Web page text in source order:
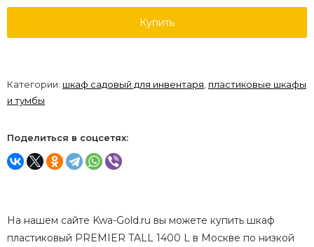
Купить
Категории: шкаф садовый для инвентаря, пластиковые шкафы
и тумбы
Поделиться в соцсетях:
На нашем сайте Kwa-Gold.ru вы можете купить шкаф
пластиковый PREMIER TALL 1400 L в Москве по низкой